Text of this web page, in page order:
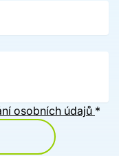
osobních údajů *